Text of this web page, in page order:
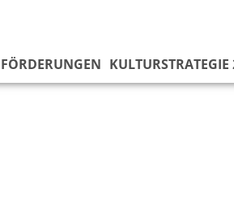
FÖRDERUNGEN KULTURSTRATEGIE